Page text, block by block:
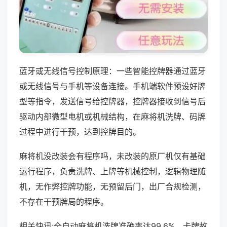
蓝牙或无线信号控制原理：一些智能控牌器通过蓝牙
或无线信号与手机等设备连接。手机端软件预设好牌
型等指令，发送信号给控牌器，控牌器接收到信号后
驱动内部微型电机或机械结构，在麻将机洗牌、码牌
过程中进行干预，达到控牌目的。
麻将机没改装会有程序吗，未改装的原厂机仅有基础
运行程序，负责洗牌、上牌等机械控制，逻辑物理随
机，无作弊控牌功能，无预留后门，出厂合规检测，
不存在干预牌局的程序。